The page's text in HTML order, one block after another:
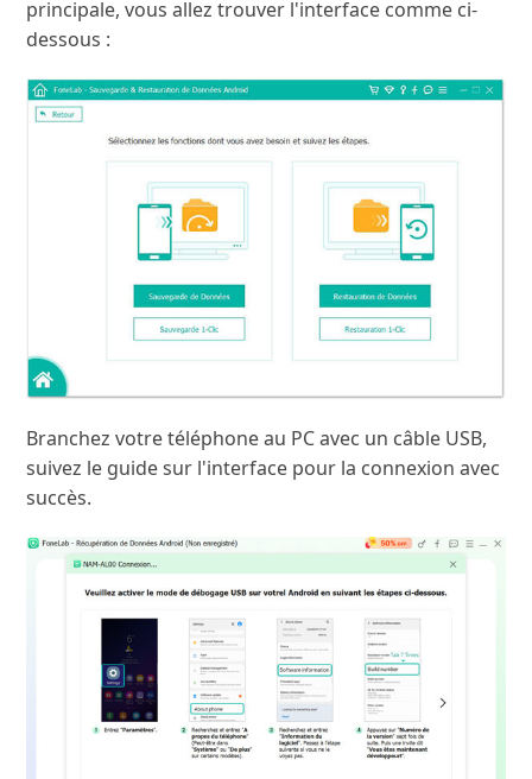
principale, vous allez trouver l'interface comme ci-
dessous :
Branchez votre téléphone au PC avec un câble USB,
suivez le guide sur l'interface pour la connexion avec
succès.